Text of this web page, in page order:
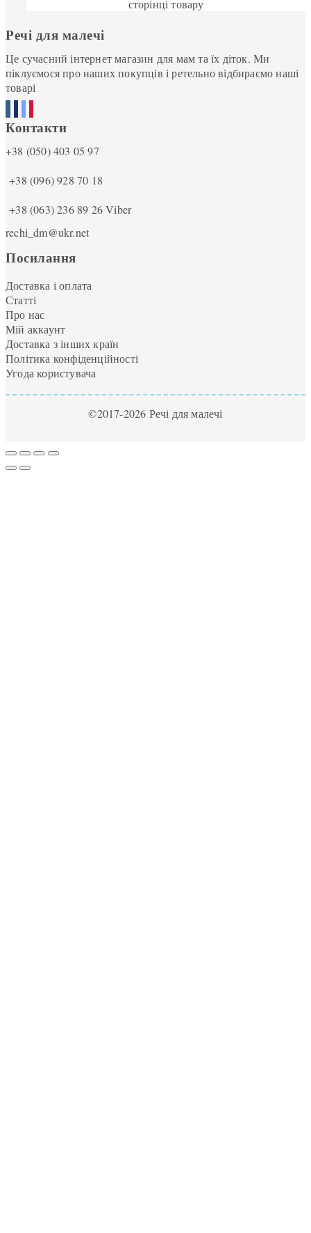
сторінці товару
Речі для малечі
Це сучасний інтернет магазин для мам та їх діток. Ми
піклуємося про наших покупців і ретельно відбираємо наші
товарі
Контакти
+38 (050) 403 05 97
+38 (096) 928 70 18
+38 (063) 236 89 26Viber
rechi_dm@ukr.net
Посилання
Доставка і оплата
Статті
Про нас
Мій аккаунт
Доставка з інших країн
Політика конфіденційності
Угода користувача
©2017-2026 Речі для малечі